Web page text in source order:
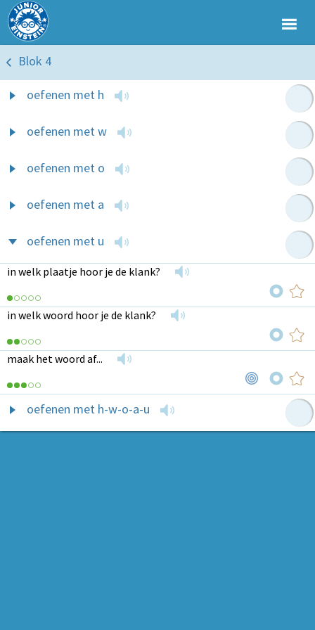
Blok 4
oefenen met h
oefenen met w
oefenen met o
oefenen met a
oefenen met u
in welk plaatje hoor je de klank?
in welk woord hoor je de klank?
maak het woord af...
oefenen met h-w-o-a-u